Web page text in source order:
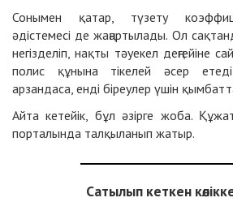
Сонымен қатар, түзету
әдістемесі де жаңартылады. Ол
негізделіп, нақты тәуекел деңгейіне
полис құнына тікелей әсер
арзандаса, енді біреулер үшін
Айта кетейік, бұл әзірге жоба.
порталында талқыланып жатыр.
Сатылып кеткен